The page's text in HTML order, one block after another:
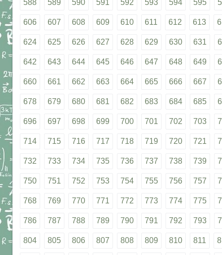
588 589 590 591 592 593 594 595
606 607 608 609 610 611 612 613
624 625 626 627 628 629 630 631
642 643 644 645 646 647 648 649
660 661 662 663 664 665 666 667
678 679 680 681 682 683 684 685
696 697 698 699 700 701 702 703
714 715 716 717 718 719 720 721
732 733 734 735 736 737 738 739
750 751 752 753 754 755 756 757
768 769 770 771 772 773 774 775
786 787 788 789 790 791 792 793
804 805 806 807 808 809 810 811